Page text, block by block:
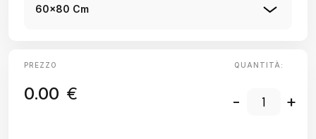
60x80 Cm
PREZZO
0.00 €
QUANTITÀ:
- +